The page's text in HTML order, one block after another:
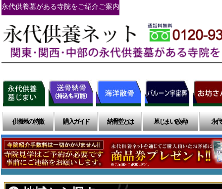
永代供養墓がある寺院をご紹介ご案内
供養墓の特徴 購入ガイド 納骨堂とは 墓じまい(改葬) 永